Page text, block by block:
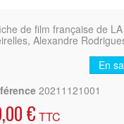
de film française de
Alexandre
En
20211121001
€ TTC